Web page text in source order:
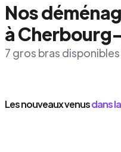
Nos
à
7 gros bras
Les nouveaux venusdans